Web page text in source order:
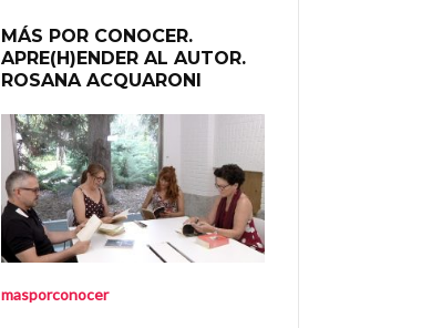
MÁS POR CONOCER.
APRE(H)ENDER AL AUTOR.
ROSANA ACQUARONI
masporconocer